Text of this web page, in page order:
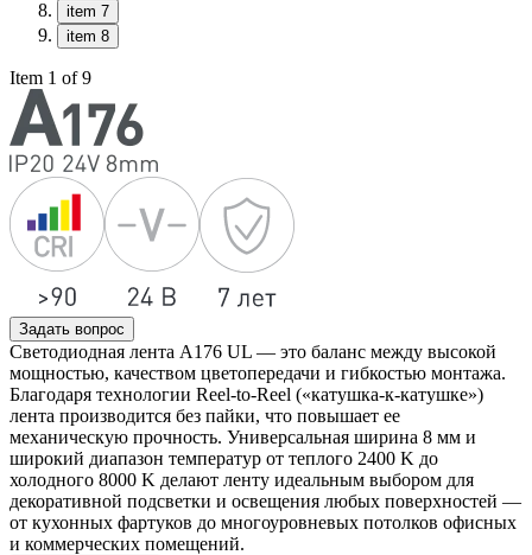
item 7
item 8
Item 1 of 9
Задать вопрос
Светодиодная лента A176 UL — это баланс между высокой
мощностью, качеством цветопередачи и гибкостью монтажа.
Благодаря технологии Reel-to-Reel («катушка-к-катушке»)
лента производится без пайки, что повышает ее
механическую прочность. Универсальная ширина 8 мм и
широкий диапазон температур от теплого 2400 K до
холодного 8000 K делают ленту идеальным выбором для
декоративной подсветки и освещения любых поверхностей —
от кухонных фартуков до многоуровневых потолков офисных
и коммерческих помещений.